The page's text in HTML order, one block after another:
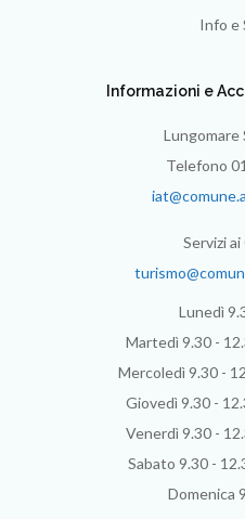
Info e
Informazioni e
Lungomare
Telefono
Servizi
Lunedì
Martedì 9.30 -
Mercoledì 9.30 -
Giovedì 9.30 -
Venerdì 9.30 -
Sabato 9.30 -
Domenica